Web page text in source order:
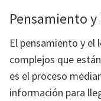
Pensamiento
El pensamiento y el
complejos que
es el proceso
información para